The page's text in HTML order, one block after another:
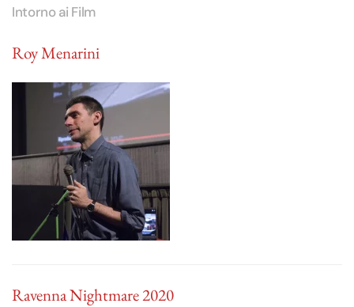
Intorno ai Film
Roy Menarini
Ravenna Nightmare 2020